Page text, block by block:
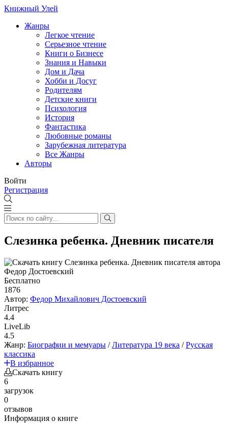
Книжный Улей
Жанры
Легкое чтение
Серьезное чтение
Книги о Бизнесе
Знания и Навыки
Дом и Дача
Хобби и Досуг
Родителям
Детские книги
Психология
История
Фантастика
Любовные романы
Зарубежная литература
Все Жанры
Авторы
Войти
Регистрация
Слезинка ребенка. Дневник писателя
Бесплатно
1876
Автор: Федор Михайлович Достоевский
Литрес
4.4
LiveLib
4.5
Жанр: Биографии и мемуары /Литература 19 века /Русская
классика
В избранное
Скачать книгу
6
загрузок
0
отзывов
Информация о книге